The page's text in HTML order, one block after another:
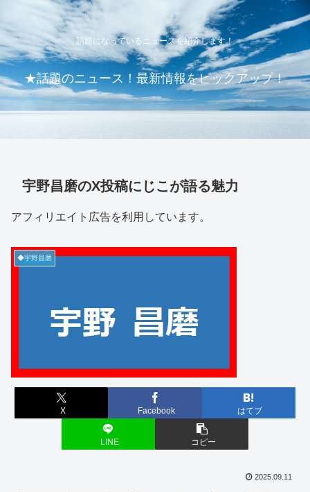
話題になっているニュースを紹介します！
★話題のニュース！最新情報をピックアップ！
宇野昌磨のX投稿にじこが語る魅力
アフィリエイト広告を利用しています。
◆宇野昌磨
X Facebook はてブ
LINE コピー
2025.09.11